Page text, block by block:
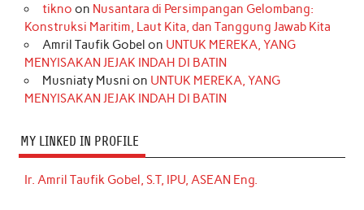
tikno on Nusantara di Persimpangan Gelombang:
Konstruksi Maritim, Laut Kita, dan Tanggung Jawab Kita
Amril Taufik Gobel on UNTUK MEREKA, YANG
MENYISAKAN JEJAK INDAH DI BATIN
Musniaty Musni on UNTUK MEREKA, YANG
MENYISAKAN JEJAK INDAH DI BATIN
MY LINKED IN PROFILE
Ir. Amril Taufik Gobel, S.T, IPU, ASEAN Eng.